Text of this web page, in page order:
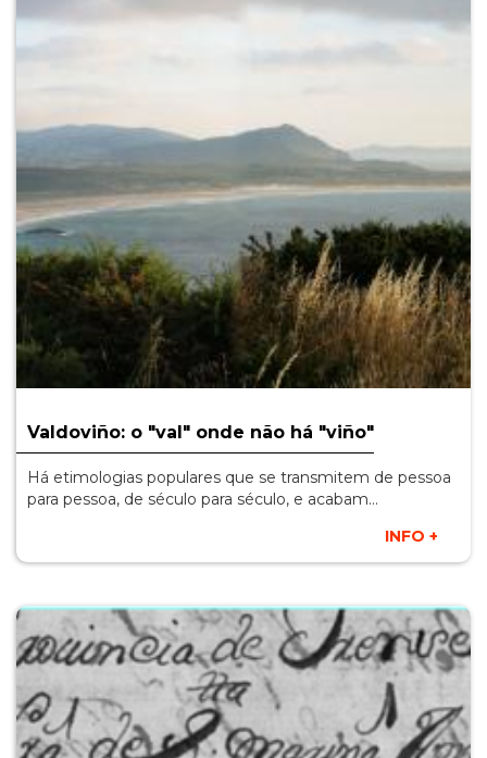
Valdoviño: o "val" onde não há "viño"
Há etimologias populares que se transmitem de pessoa
para pessoa, de século para século, e acabam…
INFO +